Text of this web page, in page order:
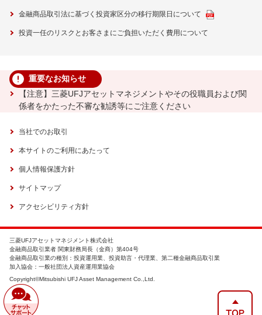
金融商品取引法に基づく投資家区分の移行期限日について
投資一任のリスクとお客さまにご負担いただく費用について
重要なお知らせ
【注意】三菱UFJアセットマネジメントやその役職員および関
係者をかたった不審な勧誘等にご注意ください
当社でのお取引
本サイトのご利用にあたって
個人情報保護方針
サイトマップ
アクセシビリティ方針
三菱UFJアセットマネジメント株式会社
金融商品取引業者 関東財務局長（金商）第404号
金融商品取引業の種別：投資運用業、投資助言・代理業、第二種金融商品取引業
加入協会：一般社団法人資産運用業協会
Copyright©Mitsubishi UFJ Asset Management Co.,Ltd.